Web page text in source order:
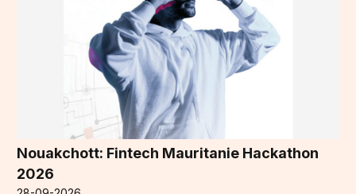
Nouakchott: Fintech Mauritanie Hackathon
2026